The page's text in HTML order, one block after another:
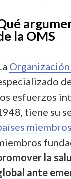
la OMS
esfuerzos
tiene su
miembros
la
ante